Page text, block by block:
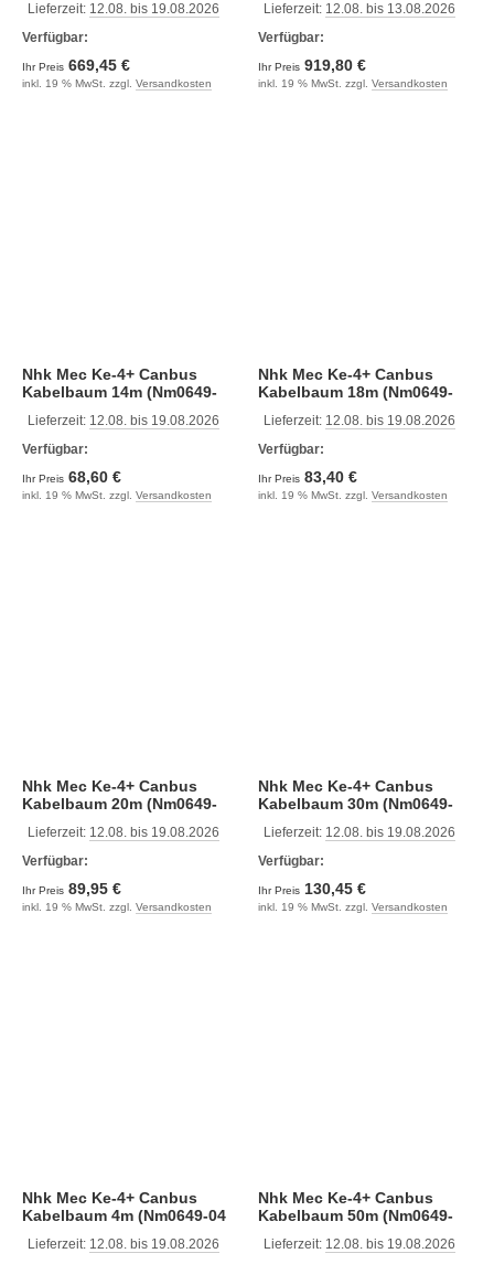
(Hebel Links) (NM1003-00)
Lieferzeit: 12.08. bis 19.08.2026
Verfügbar:
Ihr Preis 669,45 €
inkl. 19 % MwSt. zzgl. Versandkosten
Lieferzeit: 12.08. bis 13.08.2026
Verfügbar:
Ihr Preis 919,80 €
inkl. 19 % MwSt. zzgl. Versandkosten
Nhk Mec Ke-4+ Canbus
Kabelbaum 14m (Nm0649-
Lieferzeit: 12.08. bis 19.08.2026
Verfügbar:
Ihr Preis 68,60 €
inkl. 19 % MwSt. zzgl. Versandkosten
Nhk Mec Ke-4+ Canbus
Kabelbaum 18m (Nm0649-
Lieferzeit: 12.08. bis 19.08.2026
Verfügbar:
Ihr Preis 83,40 €
inkl. 19 % MwSt. zzgl. Versandkosten
Nhk Mec Ke-4+ Canbus
Kabelbaum 20m (Nm0649-
Lieferzeit: 12.08. bis 19.08.2026
Verfügbar:
Ihr Preis 89,95 €
inkl. 19 % MwSt. zzgl. Versandkosten
Nhk Mec Ke-4+ Canbus
Kabelbaum 30m (Nm0649-
Lieferzeit: 12.08. bis 19.08.2026
Verfügbar:
Ihr Preis 130,45 €
inkl. 19 % MwSt. zzgl. Versandkosten
Nhk Mec Ke-4+ Canbus
Kabelbaum 4m (Nm0649-04
Lieferzeit: 12.08. bis 19.08.2026
Nhk Mec Ke-4+ Canbus
Kabelbaum 50m (Nm0649-
Lieferzeit: 12.08. bis 19.08.2026